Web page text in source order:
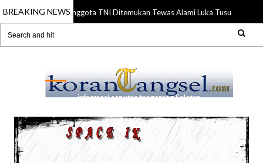
BREAKING NEWS
21 Jul 2026 Anggota TNI Ditemukan Tewas Alami Luka Tusuk di
RANSEL
informasi seputar tangerang Selatan